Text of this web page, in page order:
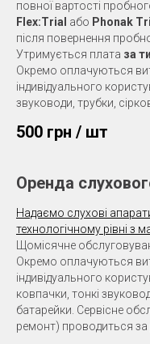
повної вартості
Flex:Trial або Phonak
після повернення
Утримується плата за
Окремо оплачуються
індивідуального
звуководи, трубки,
500 грн / шт
Оренда
Надаємо слухові
технологічному рівні з
Щомісячне
Окремо оплачуються
індивідуального
ковпачки, тонкі
батарейки. Сервісне
ремонт) проводиться за